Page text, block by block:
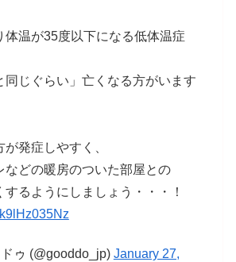
体温が35度以下になる低体温症
同じぐらい」亡くなる方がいます
発症しやすく、
などの暖房のついた部屋との
るようにしましょう・・・！
ゥ (@gooddo_jp) January 27,